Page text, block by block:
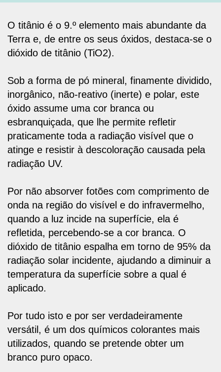
Pesquisar
O titânio é o 9.º elemento mais abundante da
Terra e, de entre os seus óxidos, destaca-se o
dióxido de titânio (TiO2).
Sob a forma de pó mineral, finamente dividido,
inorgânico, não-reativo (inerte) e polar, este
óxido assume uma cor branca ou
esbranquiçada, que lhe permite refletir
praticamente toda a radiação visível que o
atinge e resistir à descoloração causada pela
radiação UV.
Por não absorver fotões com comprimento de
onda na região do visível e do infravermelho,
quando a luz incide na superfície, ela é
refletida, percebendo-se a cor branca. O
dióxido de titânio espalha em torno de 95% da
radiação solar incidente, ajudando a diminuir a
temperatura da superfície sobre a qual é
aplicado.
Por tudo isto e por ser verdadeiramente
versátil, é um dos químicos colorantes mais
utilizados, quando se pretende obter um
branco puro opaco.